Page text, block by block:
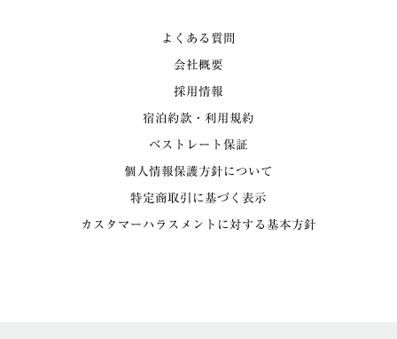
よくある質問
会社概要
採用情報
宿泊約款・利用規約
ベストレート保証
個人情報保護方針について
特定商取引に基づく表示
カスタマーハラスメントに対する基本方針